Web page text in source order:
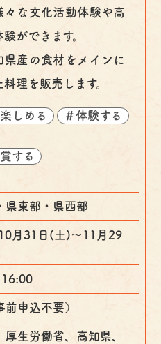
々な文化活動体験や高
ができます。
県産の食材をメインに
理を販売します。
しめる ＃体験する
する
県東部・県西部
月31日(土)〜11月29
前申込不要）
厚生労働省、高知県、